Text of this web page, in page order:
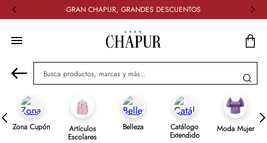
GRAN CHAPUR, GRANDES DESCUENTOS
Busca productos, marcas y más...
Zona Cupón Artículos
Escolares
Belleza Catálogo
Extendido
Moda Mujer